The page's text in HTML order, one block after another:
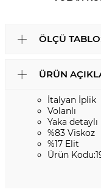
ÖLÇÜ
ÜRÜN
İtalyan İplik
Volanlı
Yaka detaylı
%83 Viskoz
%17 Elit
Ürün